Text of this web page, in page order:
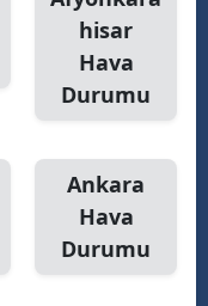
Karabük
Osmaniye
Düzce
hisar
Hava
Durumu
Ankara
Hava
Durumu